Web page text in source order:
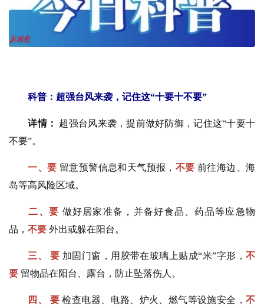
科普：超强台风来袭，记住这“十要十不要”
详情：
超强台风来袭，提前做好防御，记住这“十要十
不要”。
一、要 留意预警信息和天气预报， 不要 前往海边、海
岛等高风险区域。
二、要 做好居家准备，并备好食品、药品等应急物
品， 不要 外出或躲在阳台。
三、 要 加固门窗，用胶带在玻璃上贴成“米”字形，不
要 留物品在阳台、露台，防止坠落伤人。
四、 要 检查电器、电路、炉火、燃气等设施安全，不